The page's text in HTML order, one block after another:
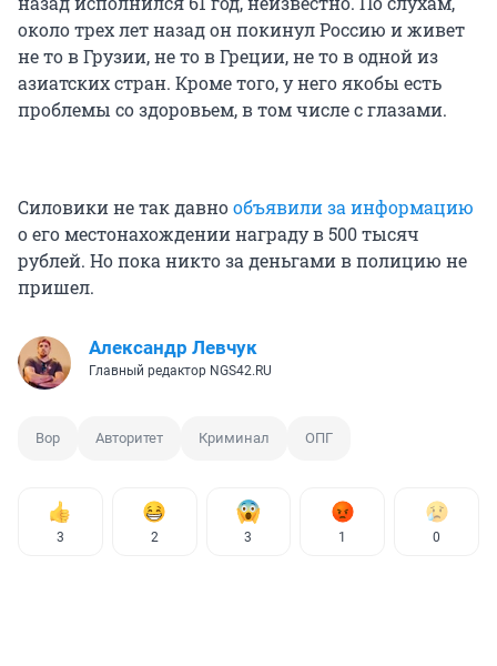
около трех лет назад он покинул Россию и живет
не то в Грузии, не то в Греции, не то в одной из
азиатских стран. Кроме того, у него якобы есть
проблемы со здоровьем, в том числе с глазами.
Силовики не так давнообъявили за информацию
о его местонахождении награду в 500 тысяч
рублей. Но пока никто за деньгами в полицию не
пришел.
Александр Левчук
Главный редактор NGS42.RU
Вор Авторитет Криминал ОПГ
3 2 3 1 0